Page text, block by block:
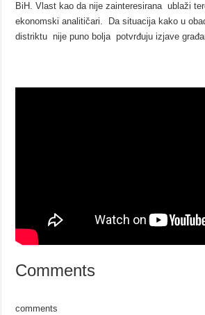
BiH. Vlast kao da nije zainteresirana ublaži
ekonomski analitičari. Da situacija kako u
distriktu nije puno bolja potvrđuju izjave
Comments
comments